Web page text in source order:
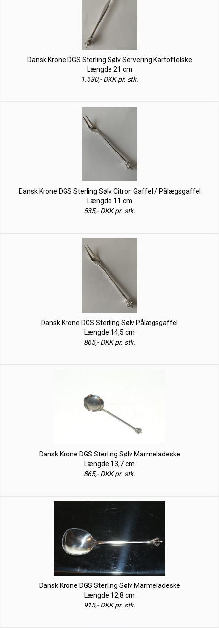
Dansk Krone DGS Sterling Sølv Servering Kartoffelske
Længde 21 cm
1.630,- DKK pr. stk.
Dansk Krone DGS Sterling Sølv Citron Gaffel / Pålægsgaffel
Længde 11 cm
535,- DKK pr. stk.
Dansk Krone DGS Sterling Sølv Pålægsgaffel
Længde 14,5 cm
865,- DKK pr. stk.
Dansk Krone DGS Sterling Sølv Marmeladeske
Længde 13,7 cm
865,- DKK pr. stk.
Dansk Krone DGS Sterling Sølv Marmeladeske
Længde 12,8 cm
915,- DKK pr. stk.